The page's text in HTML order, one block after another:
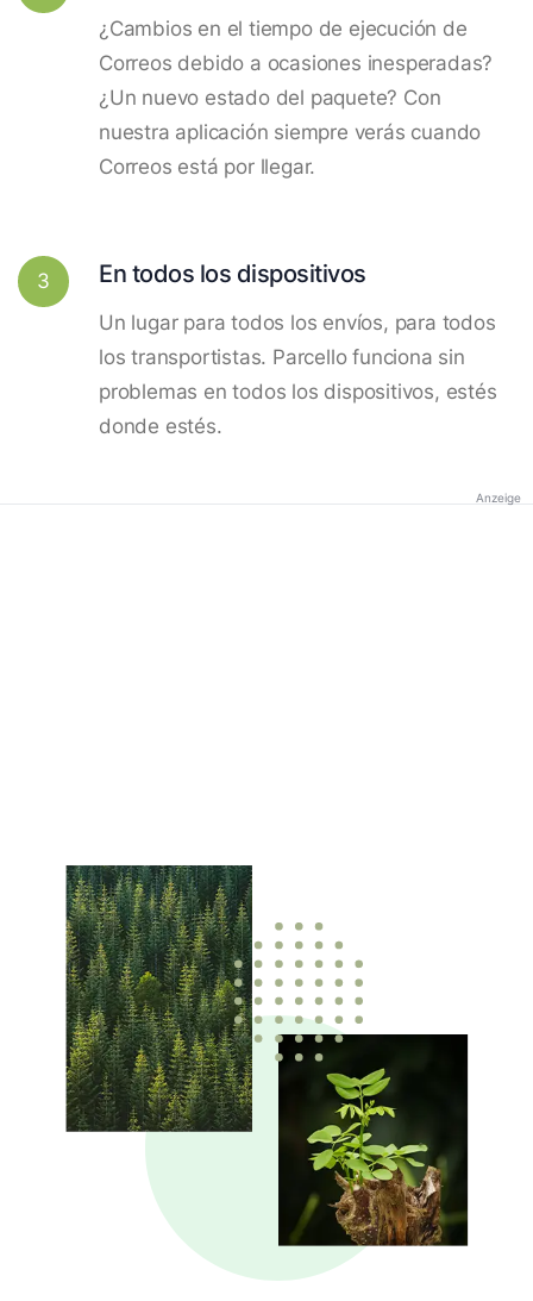
¿Cambios en el tiempo de ejecución de
Correos debido a ocasiones inesperadas?
¿Un nuevo estado del paquete? Con
nuestra aplicación siempre verás cuando
Correos está por llegar.
3 En todos los dispositivos
Un lugar para todos los envíos, para todos
los transportistas. Parcello funciona sin
problemas en todos los dispositivos, estés
donde estés.
Anzeige